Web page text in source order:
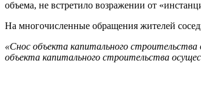
объема, не встретило возражении от
На многочисленные обращения жителей
«Снос объекта капитального
объекта капитального строительства